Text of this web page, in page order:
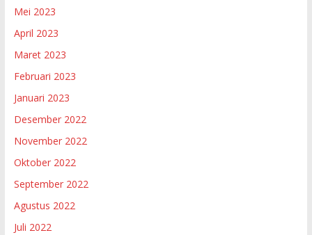
Mei 2023
April 2023
Maret 2023
Februari 2023
Januari 2023
Desember 2022
November 2022
Oktober 2022
September 2022
Agustus 2022
Juli 2022